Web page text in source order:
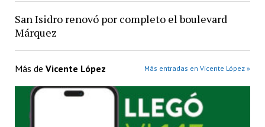
San Isidro renovó por completo el boulevard
Márquez
Más de Vicente López Más entradas en Vicente López »